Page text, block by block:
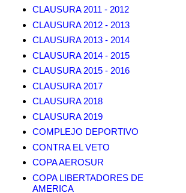
CLAUSURA 2011 - 2012
CLAUSURA 2012 - 2013
CLAUSURA 2013 - 2014
CLAUSURA 2014 - 2015
CLAUSURA 2015 - 2016
CLAUSURA 2017
CLAUSURA 2018
CLAUSURA 2019
COMPLEJO DEPORTIVO
CONTRA EL VETO
COPA AEROSUR
COPA LIBERTADORES DE
AMERICA